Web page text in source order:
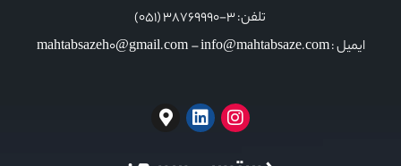
تلفن: 3-38769990 (051)
ایمیل : mahtabsazeh0@gmail.com – info@mahtabsaze.com